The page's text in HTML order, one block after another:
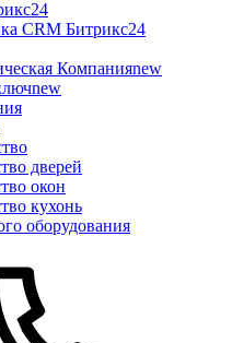
CRM Битрикс24
Компанияnew
new
дверей
окон
кухонь
оборудования